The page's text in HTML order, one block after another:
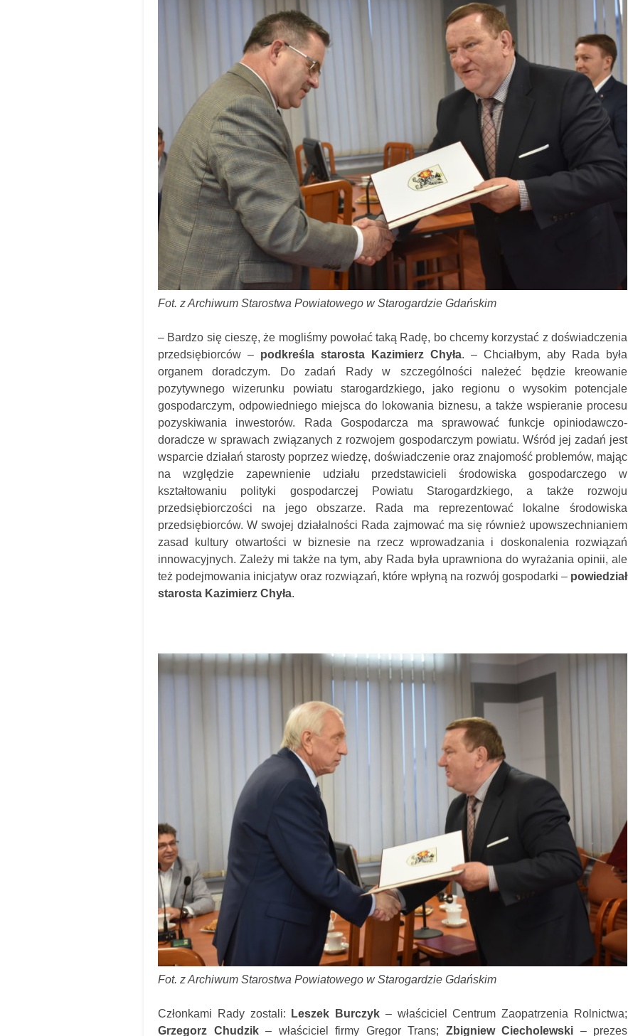
Fot. z Archiwum Starostwa Powiatowego w Starogardzie Gdańskim
– Bardzo się cieszę, że mogliśmy powołać taką Radę, bo chcemy korzystać z doświadczenia
przedsiębiorców – podkreśla starosta Kazimierz Chyła. – Chciałbym, aby Rada była
organem doradczym. Do zadań Rady w szczególności należeć będzie kreowanie
pozytywnego wizerunku powiatu starogardzkiego, jako regionu o wysokim potencjale
gospodarczym, odpowiedniego miejsca do lokowania biznesu, a także wspieranie procesu
pozyskiwania inwestorów. Rada Gospodarcza ma sprawować funkcje opiniodawczo-
doradcze w sprawach związanych z rozwojem gospodarczym powiatu. Wśród jej zadań jest
wsparcie działań starosty poprzez wiedzę, doświadczenie oraz znajomość problemów, mając
na względzie zapewnienie udziału przedstawicieli środowiska gospodarczego w
kształtowaniu polityki gospodarczej Powiatu Starogardzkiego, a także rozwoju
przedsiębiorczości na jego obszarze. Rada ma reprezentować lokalne środowiska
przedsiębiorców. W swojej działalności Rada zajmować ma się również upowszechnianiem
zasad kultury otwartości w biznesie na rzecz wprowadzania i doskonalenia rozwiązań
innowacyjnych. Zależy mi także na tym, aby Rada była uprawniona do wyrażania opinii, ale
też podejmowania inicjatyw oraz rozwiązań, które wpłyną na rozwój gospodarki – powiedział
starosta Kazimierz Chyła.
Fot. z Archiwum Starostwa Powiatowego w Starogardzie Gdańskim
Członkami Rady zostali: Leszek Burczyk – właściciel Centrum Zaopatrzenia Rolnictwa;
Grzegorz Chudzik– właściciel firmy Gregor Trans; Zbigniew Ciecholewski – prezes